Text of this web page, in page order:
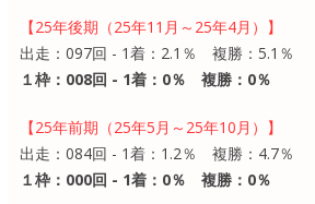
【25年後期（25年11月～25年4月）】
出走：097回 - 1着：2.1％ 複勝：5.1％
１枠：008回 - 1着：0％ 複勝：0％
【25年前期（25年5月～25年10月）】
出走：084回 - 1着：1.2％ 複勝：4.7％
１枠：000回 - 1着：0％ 複勝：0％